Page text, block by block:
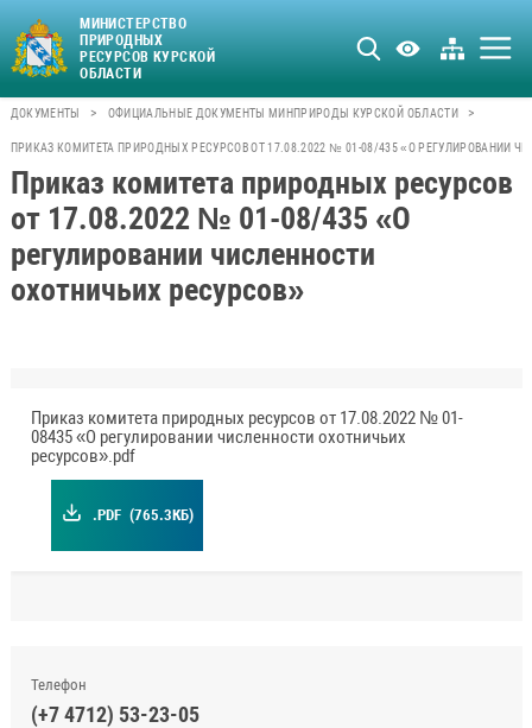
МИНИСТЕРСТВО
ПРИРОДНЫХ
РЕСУРСОВ КУРСКОЙ
ОБЛАСТИ
ДОКУМЕНТЫ > ОФИЦИАЛЬНЫЕ ДОКУМЕНТЫ МИНПРИРОДЫ КУРСКОЙ ОБЛАСТИ >
ПРИКАЗ КОМИТЕТА ПРИРОДНЫХ РЕСУРСОВ ОТ 17.08.2022 № 01-08/435 «О РЕГУЛИРОВАНИИ
Приказ комитета природных ресурсов
от 17.08.2022 № 01-08/435 «О
регулировании численности
охотничьих ресурсов»
Приказ комитета природных ресурсов от 17.08.2022 № 01-
08435 «О регулировании численности охотничьих
ресурсов».pdf
.PDF (765.3КБ)
Телефон
(+7 4712) 53-23-05